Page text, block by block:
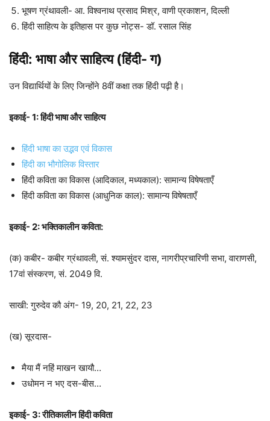
भूषण ग्रंथावली- आ. विश्वनाथ प्रसाद मिश्र, वाणी प्रकाशन, दिल्ली
हिंदी साहित्य के इतिहास पर कुछ नोट्स- डॉ. रसाल सिंह
हिंदी: भाषा और साहित्य (हिंदी- ग)
उन विद्यार्थियों के लिए जिन्होंने 8वीं कक्षा तक हिंदी पढ़ी है।
इकाई- 1: हिंदी भाषा और साहित्य
हिंदी भाषा का उद्भव एवं विकास
हिंदी का भौगोलिक विस्तार
हिंदी कविता का विकास (आदिकाल, मध्यकाल): सामान्य विषेषताएँ
हिंदी कविता का विकास (आधुनिक काल): सामान्य विषेषताएँ
इकाई- 2: भक्तिकालीन कविता:
(क) कबीर- कबीर ग्रंथावली, सं. श्यामसुंदर दास, नागरीप्रचारिणी सभा, वाराणसी,
17वां संस्करण, सं. 2049 वि.
साखी: गुरुदेव कौ अंग- 19, 20, 21, 22, 23
(ख) सूरदास-
मैया मैं नहिं माखन खायौ…
उधोमन न भए दस-बीस…
इकाई- 3: रीतिकालीन हिंदी कविता